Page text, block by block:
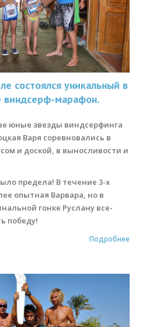
состоялся уникальный в
виндсерф-марафон.
юные звезды виндсерфинга
Варя соревновались в
и доской, в выносливости и
предела! В течение 3-х
опытная Варвара, но в
гонке Руслану все-
победу!
Подробнее